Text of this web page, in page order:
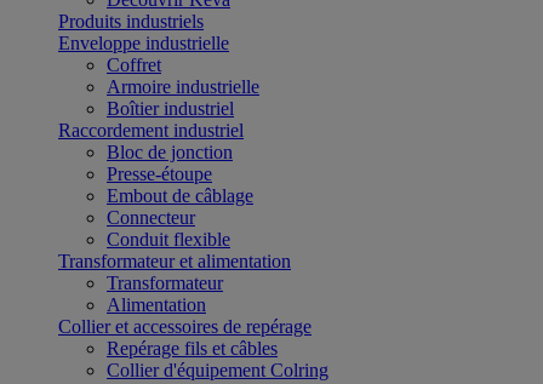
Produits industriels
Enveloppe industrielle
Coffret
Armoire industrielle
Boîtier industriel
Raccordement industriel
Bloc de jonction
Presse-étoupe
Embout de câblage
Connecteur
Conduit flexible
Transformateur et alimentation
Transformateur
Alimentation
Collier et accessoires de repérage
Repérage fils et câbles
Collier d'équipement Colring